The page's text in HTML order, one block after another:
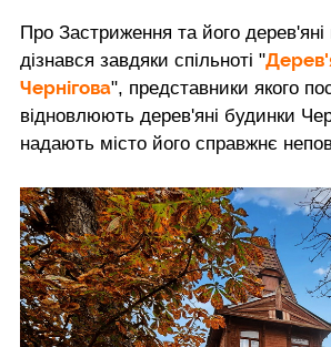
Про Застриження та його
дізнався завдяки спільноті "
Чернігова", представники якого
відновлюють дерев'яні будинки
надають місто його справжнє